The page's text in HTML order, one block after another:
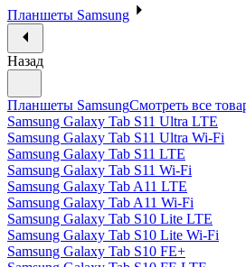
Планшеты Samsung
Назад
Планшеты SamsungСмотреть все
Samsung Galaxy Tab S11 Ultra LTE
Samsung Galaxy Tab S11 Ultra Wi-Fi
Samsung Galaxy Tab S11 LTE
Samsung Galaxy Tab S11 Wi-Fi
Samsung Galaxy Tab A11 LTE
Samsung Galaxy Tab A11 Wi-Fi
Samsung Galaxy Tab S10 Lite LTE
Samsung Galaxy Tab S10 Lite Wi-Fi
Samsung Galaxy Tab S10 FE+